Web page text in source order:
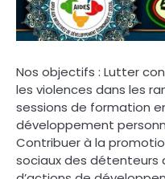
Nos objectifs : Lutter
les violences dans les
sessions de formation
développement
Contribuer à la
sociaux des détenteurs